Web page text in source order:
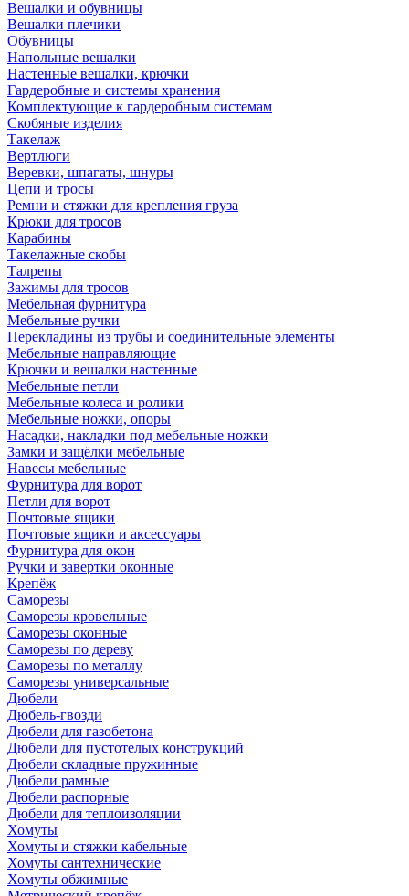
Вешалки и обувницы
Вешалки плечики
Обувницы
Напольные вешалки
Настенные вешалки, крючки
Гардеробные и системы хранения
Комплектующие к гардеробным системам
Скобяные изделия
Такелаж
Вертлюги
Веревки, шпагаты, шнуры
Цепи и тросы
Ремни и стяжки для крепления груза
Крюки для тросов
Карабины
Такелажные скобы
Талрепы
Зажимы для тросов
Мебельная фурнитура
Мебельные ручки
Перекладины из трубы и соединительные элементы
Мебельные направляющие
Крючки и вешалки настенные
Мебельные петли
Мебельные колеса и ролики
Мебельные ножки, опоры
Насадки, накладки под мебельные ножки
Замки и защёлки мебельные
Навесы мебельные
Фурнитура для ворот
Петли для ворот
Почтовые ящики
Почтовые ящики и аксессуары
Фурнитура для окон
Ручки и завертки оконные
Крепёж
Саморезы
Саморезы кровельные
Саморезы оконные
Саморезы по дереву
Саморезы по металлу
Саморезы универсальные
Дюбели
Дюбель-гвозди
Дюбели для газобетона
Дюбели для пустотелых конструкций
Дюбели складные пружинные
Дюбели рамные
Дюбели распорные
Дюбели для теплоизоляции
Хомуты
Хомуты и стяжки кабельные
Хомуты сантехнические
Хомуты обжимные